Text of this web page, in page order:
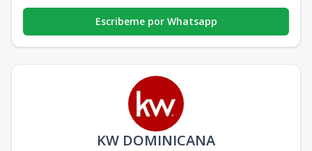
Escribeme por Whatsapp
KW DOMINICANA